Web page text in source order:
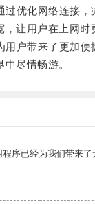
优化网络连接，
，让用户在上网时
户带来了更加便
尽情畅游。
序已经为我们带来